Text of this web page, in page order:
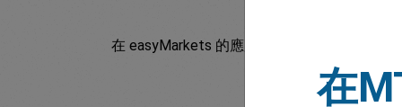
在 easyMarkets 的應用程式與網頁平台上交
在